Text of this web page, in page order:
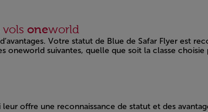
vols oneworld
Votre statut de Blue de Safar Flyer est
oneworld suivantes, quelle que soit la classe
offre une reconnaissance de statut et des